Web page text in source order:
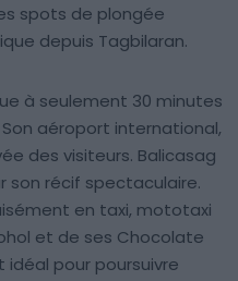
spots de plongée
depuis Tagbilaran.
à seulement 30 minutes
aéroport international,
des visiteurs. Balicasag
son récif spectaculaire.
en taxi, mototaxi
et de ses Chocolate
pour poursuivre